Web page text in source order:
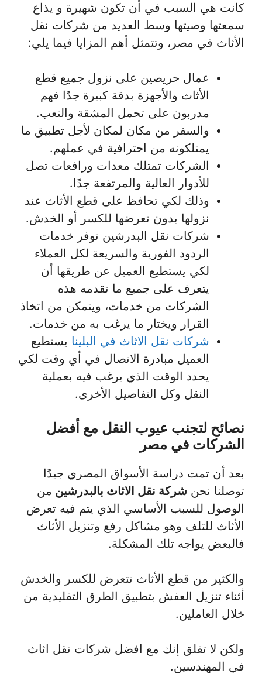
كانت هي السبب في أن تكون شهيرة و يذاع
سمعتها وصيتها وسط العديد من شركات نقل
الأثاث في مصر، وتتمثل أهم المزايا فيما يلي:
عمال حريصين على نزول جميع قطع
الأثاث والأجهزة بدقة كبيرة جدًا فهم
مدربون على تحمل المشقة والتعب.
والسفر من مكان لمكان لأجل تطبيق ما
يمتلكونه من احترافية في عملهم.
الشركات تمتلك معدات ورافعات تصل
للأدوار العالية والمرتفعة جدًا.
وذلك لكي تحافظ على قطع الأثاث عند
نزولها بدون تعرضها للكسر أو الخدش.
شركات نقل البدرشين توفر خدمات
الردود الفورية والسريعة لكل العملاء
لكي يستطيع العميل عن طريقها أن
يتعرف على جميع ما تقدمه هذه
الشركات من خدمات، ويتمكن من اتخاذ
القرار ويختار ما يرغب به من خدمات.
شركات نقل الاثاث في البلينا يستطيع
العميل مبادرة الاتصال في أي وقت لكي
يحدد الوقت الذي يرغب فيه بعملية
النقل وكل التفاصيل الأخرى.
نصائح لتجنب عيوب النقل مع أفضل
الشركات في مصر
بعد أن تمت دراسة الأسواق المصري جيدًا
توصلنا نحن شركة نقل الاثاث بالبدرشين من
الوصول للسبب الأساسي الذي يتم فيه تعرض
الأثاث للتلف وهو مشاكل رفع وتنزيل الأثاث
فالبعض يواجه تلك المشكلة.
والكثير من قطع الأثاث تتعرض للكسر والخدش
أثناء تنزيل العفش بتطبيق الطرق التقليدية من
خلال العاملين.
ولكن لا تقلق إنك مع افضل شركات نقل اثاث
في المهندسين.